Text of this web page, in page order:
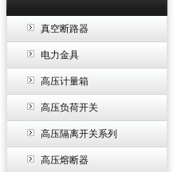
真空断路器
电力金具
高压计量箱
高压负荷开关
高压隔离开关系列
高压熔断器